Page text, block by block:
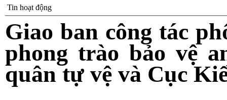
Tin hoạt động
Giao ban công tác
phong trào bảo vệ
quân tự vệ và Cục